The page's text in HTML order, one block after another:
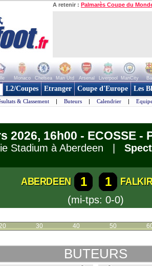
A retenir : Palmarès Coupe du
Monaco Chelsea Man Utd Arsenal Liverpool ManCity
L2/Coupes Etranger Coupe d'Europe Les
& Classement | Buteurs | Calendrier |
2026, 16h00 - ECOSSE -
Stadium à Aberdeen |
ABERDEEN 1 1
(mi-tps: 0-0)
30 40 50
BUTEURS